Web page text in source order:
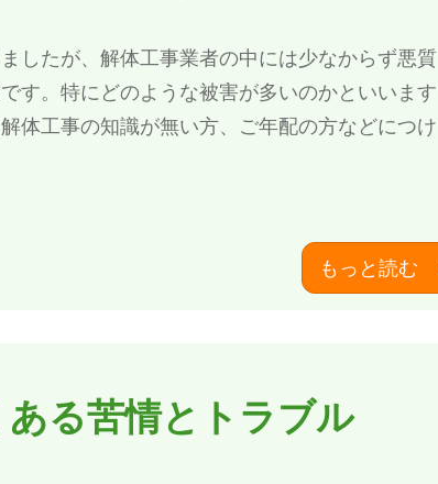
したが、解体工事業者の中には少なからず悪質
す。特にどのような被害が多いのかといいます
体工事の知識が無い方、ご年配の方などにつけ
もっと読む
る苦情とトラブル